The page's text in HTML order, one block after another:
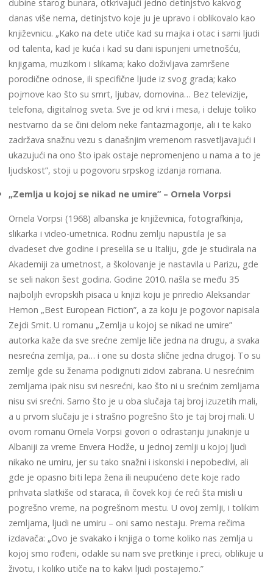
dubine starog bunara, otkrivajući jedno detinjstvo kakvog
danas više nema, detinjstvo koje ju je upravo i oblikovalo kao
književnicu. „Kako na dete utiče kad su majka i otac i sami ljudi
od talenta, kad je kuća i kad su dani ispunjeni umetnošću,
knjigama, muzikom i slikama; kako doživljava zamršene
porodične odnose, ili specifične ljude iz svog grada; kako
pojmove kao što su smrt, ljubav, domovina… Bez televizije,
telefona, digitalnog sveta. Sve je od krvi i mesa, i deluje toliko
nestvarno da se čini delom neke fantazmagorije, ali i te kako
zadržava snažnu vezu s današnjim vremenom rasvetljavajući i
ukazujući na ono što ipak ostaje nepromenjeno u nama a to je
ljudskost”, stoji u pogovoru srpskog izdanja romana.
„Zemlja u kojoj se nikad ne umire” – Ornela Vorpsi
Ornela Vorpsi (1968) albanska je književnica, fotografkinja,
slikarka i video-umetnica. Rodnu zemlju napustila je sa
dvadeset dve godine i preselila se u Italiju, gde je studirala na
Akademiji za umetnost, a školovanje je nastavila u Parizu, gde
se seli nakon šest godina. Godine 2010. našla se među 35
najboljih evropskih pisaca u knjizi koju je priredio Aleksandar
Hemon „Best European Fiction”, a za koju je pogovor napisala
Zejdi Smit. U romanu „Zemlja u kojoj se nikad ne umire”
autorka kaže da sve srećne zemlje liče jedna na drugu, a svaka
nesrećna zemlja, pa… i one su dosta slične jedna drugoj. To su
zemlje gde su ženama podignuti zidovi zabrana. U nesrećnim
zemljama ipak nisu svi nesrećni, kao što ni u srećnim zemljama
nisu svi srećni. Samo što je u oba slučaja taj broj izuzetih mali,
a u prvom slučaju je i strašno pogrešno što je taj broj mali. U
ovom romanu Ornela Vorpsi govori o odrastanju junakinje u
Albaniji za vreme Envera Hodže, u jednoj zemlji u kojoj ljudi
nikako ne umiru, jer su tako snažni i iskonski i nepobedivi, ali
gde je opasno biti lepa žena ili neupućeno dete koje rado
prihvata slatkiše od staraca, ili čovek koji će reći šta misli u
pogrešno vreme, na pogrešnom mestu. U ovoj zemlji, i tolikim
zemljama, ljudi ne umiru – oni samo nestaju. Prema rečima
izdavača: „Ovo je svakako i knjiga o tome koliko nas zemlja u
kojoj smo rođeni, odakle su nam sve pretkinje i preci, oblikuje u
životu, i koliko utiče na to kakvi ljudi postajemo.”